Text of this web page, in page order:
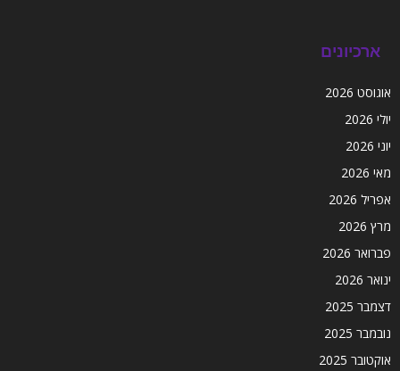
ארכיונים
אוגוסט 2026
יולי 2026
יוני 2026
מאי 2026
אפריל 2026
מרץ 2026
פברואר 2026
ינואר 2026
דצמבר 2025
נובמבר 2025
אוקטובר 2025